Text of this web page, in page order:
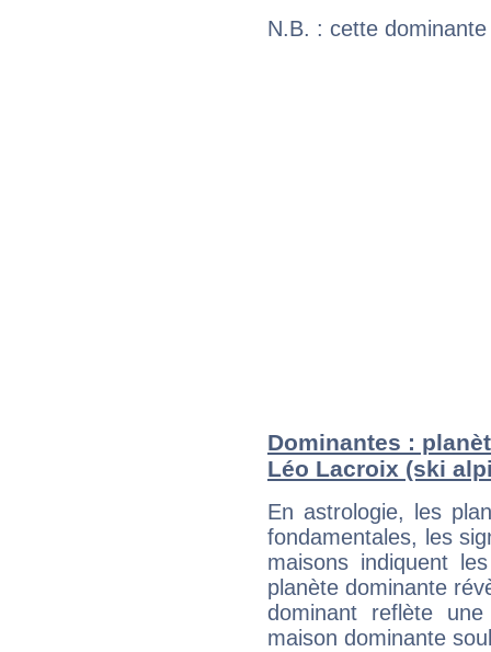
N.B. : cette
Dominantes :
Léo Lacroix (ski
En astrologie, les
fondamentales, les
maisons indiquent
planète dominante
dominant reflète
maison dominante